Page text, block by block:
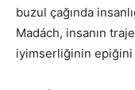
buzul çağında
Madách, insanın
iyimserliğinin epiğini